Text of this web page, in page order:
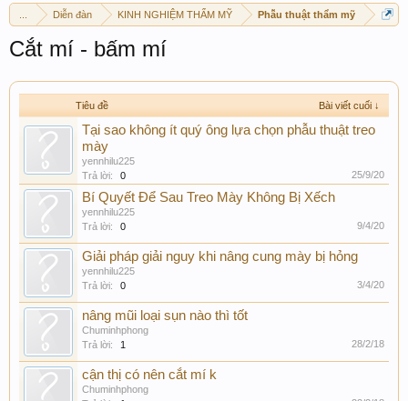
Diễn đàn KINH NGHIỆM THẨM MỸ Phẫu thuật thẩm mỹ
Cắt mí - bấm mí
Tiêu đề Bài viết cuối ↓
Tại sao không ít quý ông lựa chọn phẫu thuật treo
mày
yennhilu225
Trả lời:
0 25/9/20
Bí Quyết Để Sau Treo Mày Không Bị Xếch
yennhilu225
Trả lời:
0 9/4/20
Giải pháp giải nguy khi nâng cung mày bị hỏng
yennhilu225
Trả lời:
0 3/4/20
nâng mũi loại sụn nào thì tốt
Chuminhphong
Trả lời:
1 28/2/18
cận thị có nên cắt mí k
Chuminhphong